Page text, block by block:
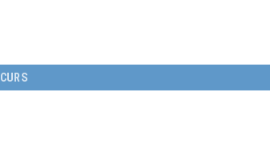
CURS